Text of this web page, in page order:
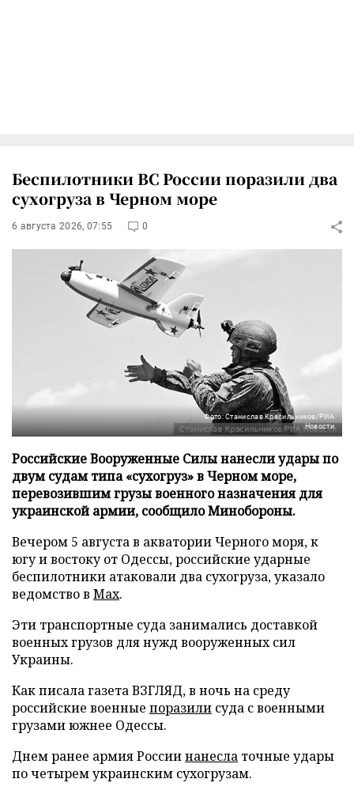
Беспилотники ВС России поразили два
сухогруза в Черном море
6 августа 2026, 07:55 0
Фото: Станислав Красильников/РИА
Новости
Российские Вооруженные Силы нанесли удары по
двум судам типа «сухогруз» в Черном море,
перевозившим грузы военного назначения для
украинской армии, сообщило Минобороны.
Вечером 5 августа в акватории Черного моря, к
югу и востоку от Одессы, российские ударные
беспилотники атаковали два сухогруза, указало
ведомство в Max.
Эти транспортные суда занимались доставкой
военных грузов для нужд вооруженных сил
Украины.
Как писала газета ВЗГЛЯД, в ночь на среду
российские военные поразили суда с военными
грузами южнее Одессы.
Днем ранее армия Россиинанесла точные удары
по четырем украинским сухогрузам.